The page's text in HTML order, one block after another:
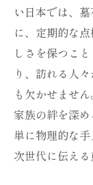
い日本では、
に、定期的な
しさを保つこ
り、訪れる人
も欠かせませ
家族の絆を深
単に物理的な
次世代に伝える